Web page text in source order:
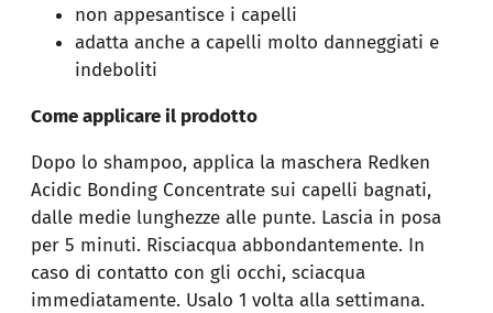
non appesantisce i capelli
adatta anche a capelli molto danneggiati e
indeboliti
Come applicare il prodotto
Dopo lo shampoo, applica la maschera Redken
Acidic Bonding Concentrate sui capelli bagnati,
dalle medie lunghezze alle punte. Lascia in posa
per 5 minuti. Risciacqua abbondantemente. In
caso di contatto con gli occhi, sciacqua
immediatamente. Usalo 1 volta alla settimana.